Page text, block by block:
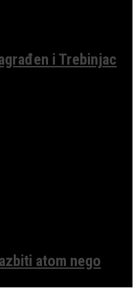
i Trebinjac
atom nego